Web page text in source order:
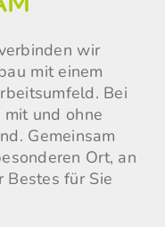
wir
mit einem
Bei
und ohne
Gemeinsam
Ort, an
Bestes für Sie